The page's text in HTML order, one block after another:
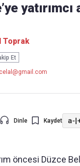
yatırımcı
Toprak
Et
Dinle Kaydet a-|
öncesi Düzce